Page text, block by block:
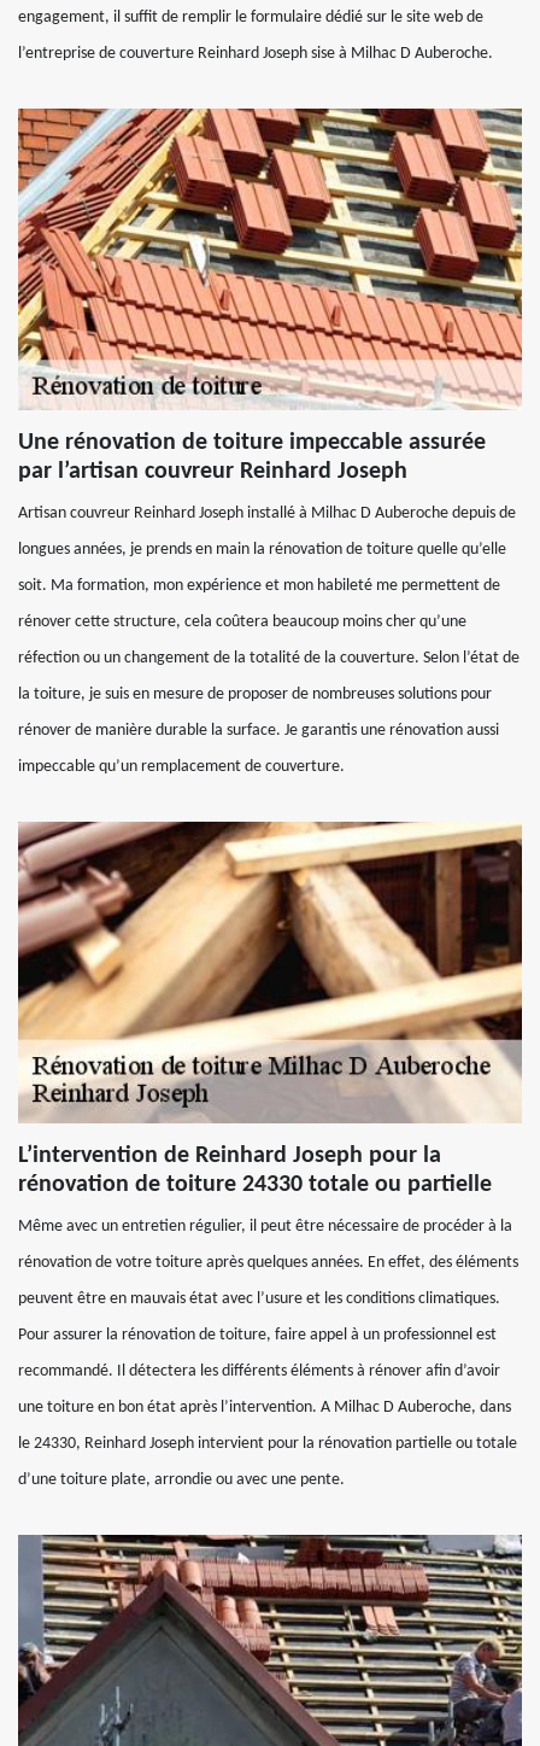
engagement, il suffit de remplir le formulaire dédié sur le site web de
l’entreprise de couverture Reinhard Joseph sise à Milhac D Auberoche.
Une rénovation de toiture impeccable assurée
par l’artisan couvreur Reinhard Joseph
Artisan couvreur Reinhard Joseph installé à Milhac D Auberoche depuis de
longues années, je prends en main la rénovation de toiture quelle qu’elle
soit. Ma formation, mon expérience et mon habileté me permettent de
rénover cette structure, cela coûtera beaucoup moins cher qu’une
réfection ou un changement de la totalité de la couverture. Selon l’état de
la toiture, je suis en mesure de proposer de nombreuses solutions pour
rénover de manière durable la surface. Je garantis une rénovation aussi
impeccable qu’un remplacement de couverture.
L’intervention de Reinhard Joseph pour la
rénovation de toiture 24330 totale ou partielle
Même avec un entretien régulier, il peut être nécessaire de procéder à la
rénovation de votre toiture après quelques années. En effet, des éléments
peuvent être en mauvais état avec l’usure et les conditions climatiques.
Pour assurer la rénovation de toiture, faire appel à un professionnel est
recommandé. Il détectera les différents éléments à rénover afin d’avoir
une toiture en bon état après l’intervention. A Milhac D Auberoche, dans
le 24330, Reinhard Joseph intervient pour la rénovation partielle ou totale
d’une toiture plate, arrondie ou avec une pente.